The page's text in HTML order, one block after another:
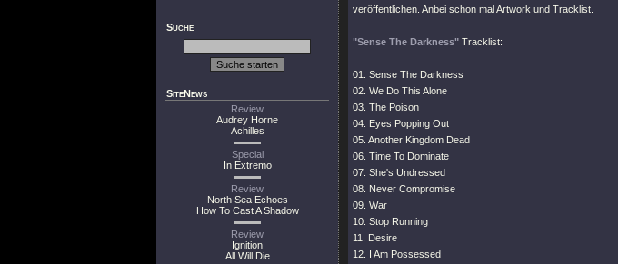
Suche
SiteNews
Review
Audrey Horne
Achilles
Special
In Extremo
Review
North Sea Echoes
How To Cast A Shadow
Review
Ignition
All Will Die
veröffentlichen. Anbei schon mal Artwork und Tracklist.
"Sense The Darkness" Tracklist:
01. Sense The Darkness
02. We Do This Alone
03. The Poison
04. Eyes Popping Out
05. Another Kingdom Dead
06. Time To Dominate
07. She's Undressed
08. Never Compromise
09. War
10. Stop Running
11. Desire
12. I Am Possessed